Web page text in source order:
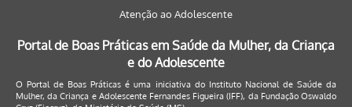
Atenção ao Adolescente
Portal de Boas Práticas em Saúde da Mulher, da Criança
e do Adolescente
O Portal de Boas Práticas é uma iniciativa do Instituto Nacional de Saúde da
Mulher, da Criança e Adolescente Fernandes Figueira (IFF), da Fundação Oswaldo